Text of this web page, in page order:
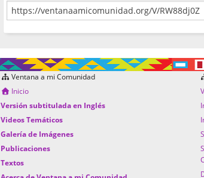
Ventana a mi Comunidad
Inicio
Versión subtitulada en Inglés
Videos Temáticos
Galería de Imágenes
Publicaciones
Textos